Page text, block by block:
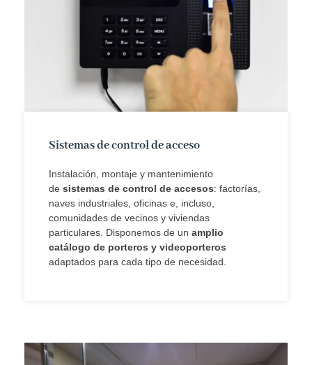
Sistemas de control de acceso
Instalación, montaje y mantenimiento
de sistemas de control de accesos: factorías,
naves industriales, oficinas e, incluso,
comunidades de vecinos y viviendas
particulares. Disponemos de un amplio
catálogo de porteros y videoporteros
adaptados para cada tipo de necesidad.